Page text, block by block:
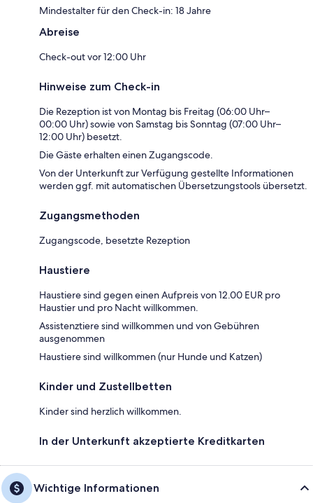
Mindestalter für den Check-in: 18 Jahre
Abreise
Check-out vor 12:00 Uhr
Hinweise zum Check-in
Die Rezeption ist von Montag bis Freitag (06:00 Uhr–
00:00 Uhr) sowie von Samstag bis Sonntag (07:00 Uhr–
12:00 Uhr) besetzt.
Die Gäste erhalten einen Zugangscode.
Von der Unterkunft zur Verfügung gestellte Informationen
werden ggf. mit automatischen Übersetzungstools übersetzt.
Zugangsmethoden
Zugangscode, besetzte Rezeption
Haustiere
Haustiere sind gegen einen Aufpreis von 12.00 EUR pro
Haustier und pro Nacht willkommen.
Assistenztiere sind willkommen und von Gebühren
ausgenommen
Haustiere sind willkommen (nur Hunde und Katzen)
Kinder und Zustellbetten
Kinder sind herzlich willkommen.
In der Unterkunft akzeptierte Kreditkarten
Wichtige Informationen